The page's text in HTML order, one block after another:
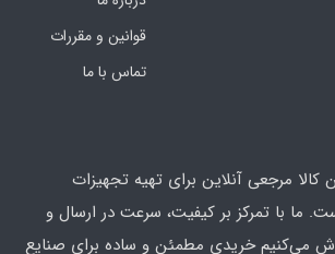
قوانین و مقررات
تماس با ما
کالا مرجعی آنلاین برای تهیه تجهیزات
ما با تمرکز بر کیفیت، سرعت در ارسال و
می‌کنیم خریدی مطمئن و ساده برای صنایع